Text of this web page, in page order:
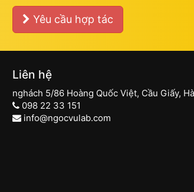
Yêu cầu hợp tác
Liên hệ
nghách 5/86 Hoàng Quốc Việt, Cầu Giấy,
098 22 33 151
info@ngocvulab.com